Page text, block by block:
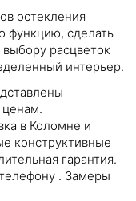
остекления
функцию, сделать
расцветок
интерьер.
в Коломне и
конструктивные
гарантия.
. Замеры